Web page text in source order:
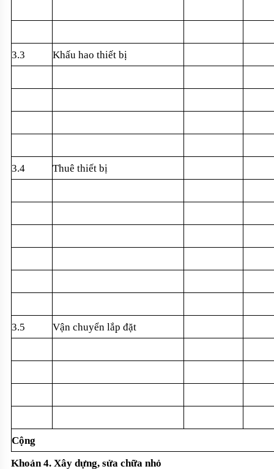
3.3 Khấu hao thiết bị
3.4 Thuê thiết bị
3.5 Vận chuyển lắp đặt
Cộng
Khoản 4. Xây dựng, sửa chữa nhỏ